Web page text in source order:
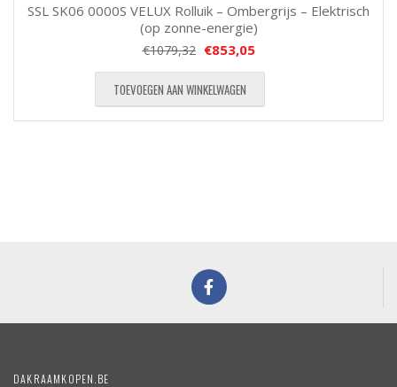
SSL SK06 0000S VELUX Rolluik – Ombergrijs – Elektrisch
(op zonne-energie)
€1079,32 €853,05
TOEVOEGEN AAN WINKELWAGEN
DAKRAAMKOPEN.BE